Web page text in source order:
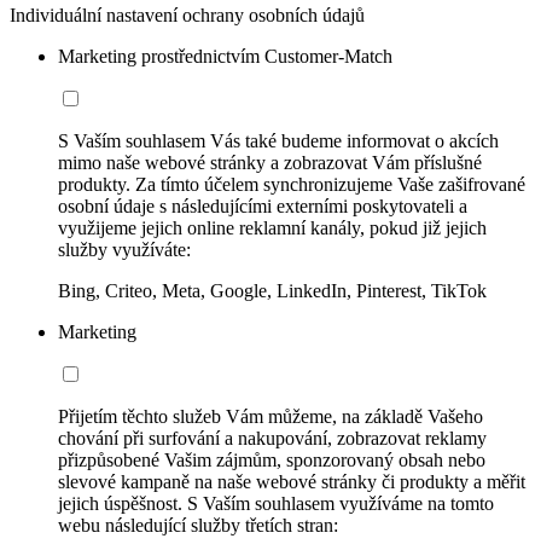
Individuální nastavení ochrany osobních údajů
Marketing prostřednictvím Customer-Match
S Vaším souhlasem Vás také budeme informovat o akcích
mimo naše webové stránky a zobrazovat Vám příslušné
produkty. Za tímto účelem synchronizujeme Vaše zašifrované
osobní údaje s následujícími externími poskytovateli a
využijeme jejich online reklamní kanály, pokud již jejich
služby využíváte:
Bing, Criteo, Meta, Google, LinkedIn, Pinterest, TikTok
Marketing
Přijetím těchto služeb Vám můžeme, na základě Vašeho
chování při surfování a nakupování, zobrazovat reklamy
přizpůsobené Vašim zájmům, sponzorovaný obsah nebo
slevové kampaně na naše webové stránky či produkty a měřit
jejich úspěšnost. S Vaším souhlasem využíváme na tomto
webu následující služby třetích stran: